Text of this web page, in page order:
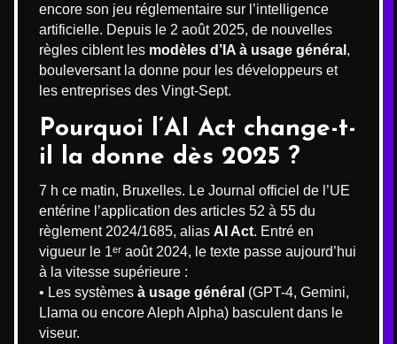
encore son jeu réglementaire sur l’intelligence
artificielle. Depuis le 2 août 2025, de nouvelles
règles ciblent les modèles d’IA à usage général ,
bouleversant la donne pour les développeurs et
les entreprises des Vingt-Sept.
Pourquoi l’AI Act change-t-
il la donne dès 2025 ?
7 h ce matin, Bruxelles. Le Journal officiel de l’UE
entérine l’application des articles 52 à 55 du
règlement 2024/1685, alias AI Act. Entré en
vigueur le 1ᵉʳ août 2024, le texte passe aujourd’hui
à la vitesse supérieure :
• Les systèmes à usage général (GPT-4, Gemini,
Llama ou encore Aleph Alpha) basculent dans le
viseur.